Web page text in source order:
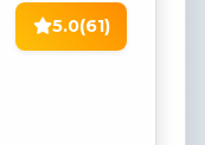
5.0(61)